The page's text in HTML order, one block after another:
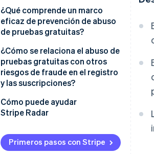
Costos de infraestructura y de
API
Análisis de productos
contaminados
Carga de soporte
Mayor exposición al fraude en
los pagos
¿Qué comprende un marco
eficaz de prevención de abuso
de pruebas gratuitas?
Puntuación de riesgo al
registrarse
Inteligencia del dispositivo
Fricción progresiva
Límite de frecuencia:
Supervisión del
comportamiento durante el
¿Cómo se relaciona el abuso de
pruebas gratuitas con otros
riesgos de fraude en el registro
y las suscripciones?
Cómo puede ayudar
Stripe Radar
Primeros pasos con Stripe